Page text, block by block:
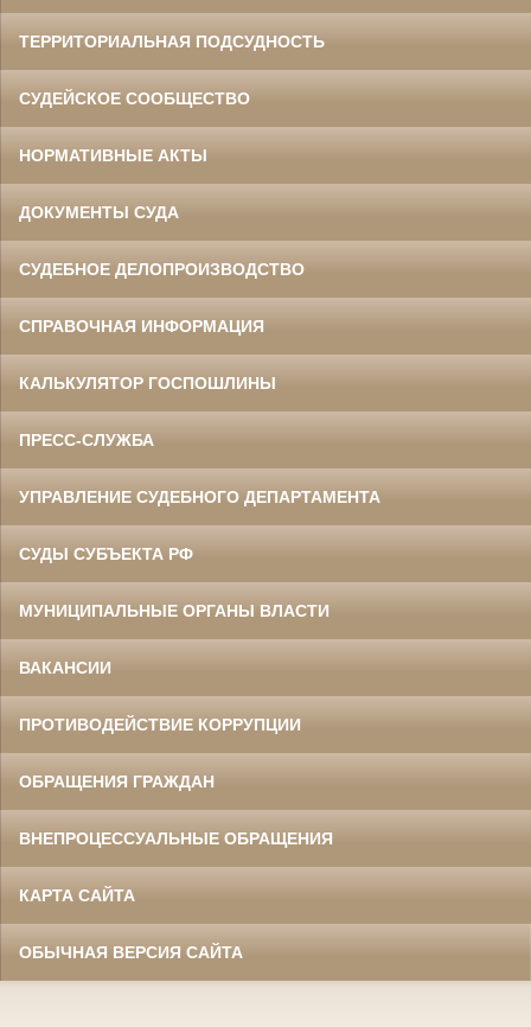
ТЕРРИТОРИАЛЬНАЯ ПОДСУДНОСТЬ
СУДЕЙСКОЕ СООБЩЕСТВО
НОРМАТИВНЫЕ АКТЫ
ДОКУМЕНТЫ СУДА
СУДЕБНОЕ ДЕЛОПРОИЗВОДСТВО
СПРАВОЧНАЯ ИНФОРМАЦИЯ
КАЛЬКУЛЯТОР ГОСПОШЛИНЫ
ПРЕСС-СЛУЖБА
УПРАВЛЕНИЕ СУДЕБНОГО ДЕПАРТАМЕНТА
СУДЫ СУБЪЕКТА РФ
МУНИЦИПАЛЬНЫЕ ОРГАНЫ ВЛАСТИ
ВАКАНСИИ
ПРОТИВОДЕЙСТВИЕ КОРРУПЦИИ
ОБРАЩЕНИЯ ГРАЖДАН
ВНЕПРОЦЕССУАЛЬНЫЕ ОБРАЩЕНИЯ
КАРТА САЙТА
ОБЫЧНАЯ ВЕРСИЯ САЙТА